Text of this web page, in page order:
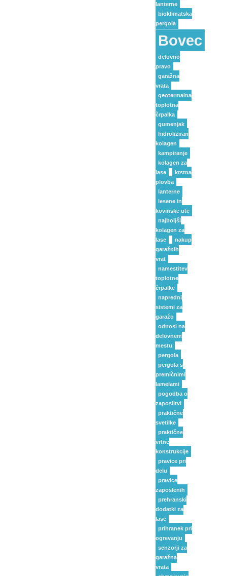
lanterne
bioklimatska
pergola
Bovec
delovno
pravo
garažna
vrata
geotermalna
toplotna
črpalka
gumenjak
hidroliziran
kolagen
kampiranje
kolagen za
lase
krstna
plovba
lanterne
lesene in
kovinske ute
najboljši
kolagen za
lase
nakup
garažnih
vrat
namestitev
toplotne
črpalke
napredni
sistemi za
garažo
odnosi na
delovnem
mestu
pergola
pergola s
premičnimi
lamelami
pogodba o
zaposlitvi
praktične
svetilke
praktične
vrtne
konstrukcije
pravice pri
delu
pravice
zaposlenih
prehranski
dodatki za
lase
prihranek pri
ogrevanju
senzorji za
garažna
vrata